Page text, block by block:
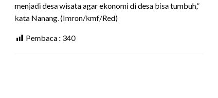
menjadi desa wisata agar ekonomi di desa bisa tumbuh,”
kata Nanang. (Imron/kmf/Red)
Pembaca : 340